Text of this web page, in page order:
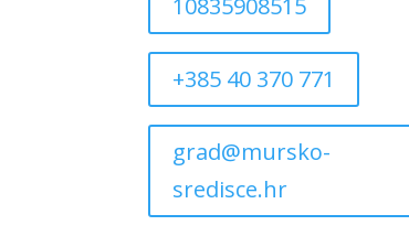
+385 40 370 771
grad@mursko-
sredisce.hr